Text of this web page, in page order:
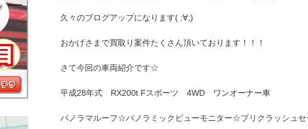
久々のブログアップになります( ;∀;)
おかげさまで買取り案件たくさん頂いております！！！
さて今回の車両紹介です☆
平成28年式 RX200t Fスポーツ 4WD ワンオーナー車
パノラマルーフ☆パノラミックビューモニター☆プリクラッシュ